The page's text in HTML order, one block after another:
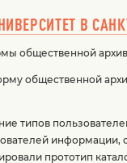
В
общественной
общественной
типов
информации,
прототип